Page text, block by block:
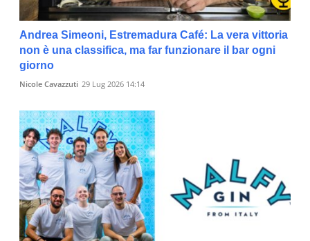
Andrea Simeoni, Estremadura Café: La vera vittoria
non è una classifica, ma far funzionare il bar ogni
giorno
Nicole Cavazzuti 29 Lug 2026 14:14